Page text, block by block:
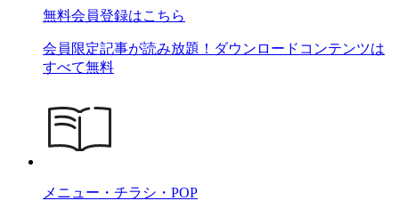
無料会員登録はこちら
会員限定記事が読み放題！ダウンロードコンテンツは
すべて無料
メニュー・チラシ・POP